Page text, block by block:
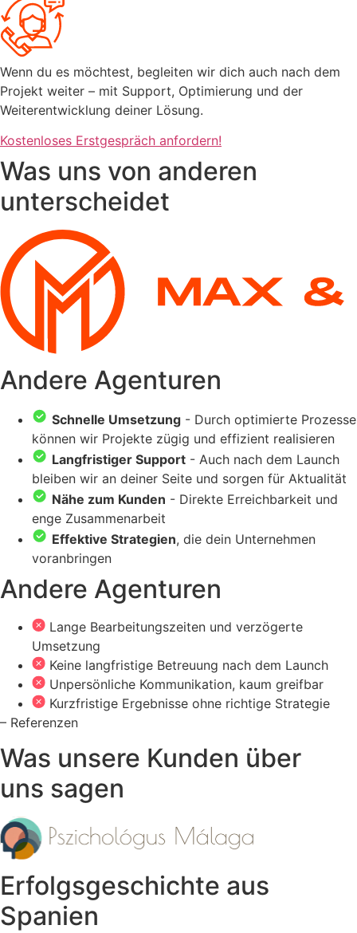
Wenn du es möchtest, begleiten wir dich auch nach dem
Projekt weiter – mit Support, Optimierung und der
Weiterentwicklung deiner Lösung.
Kostenloses Erstgespräch anfordern!
Was uns von anderen
unterscheidet
Andere Agenturen
Schnelle Umsetzung - Durch optimierte Prozesse
können wir Projekte zügig und effizient realisieren
Langfristiger Support - Auch nach dem Launch
bleiben wir an deiner Seite und sorgen für Aktualität
Nähe zum Kunden - Direkte Erreichbarkeit und
enge Zusammenarbeit
Effektive Strategien, die dein Unternehmen
voranbringen
Andere Agenturen
Lange Bearbeitungszeiten und verzögerte
Umsetzung
Keine langfristige Betreuung nach dem Launch
Unpersönliche Kommunikation, kaum greifbar
Kurzfristige Ergebnisse ohne richtige Strategie
– Referenzen
Was unsere Kunden über
uns sagen
Erfolgsgeschichte aus
Spanien